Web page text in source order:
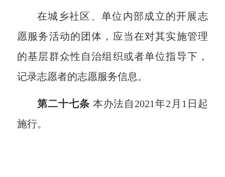
在城乡社区、单位内部成立的开展志
愿服务活动的团体，应当在对其实施管理
的基层群众性自治组织或者单位指导下，
记录志愿者的志愿服务信息。
第二十七条 本办法自2021年2月1日起
施行。